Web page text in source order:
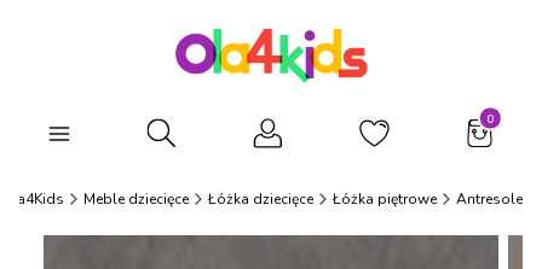
Otwórz wyszukiwarkę
Ola4Kids Meble dziecięce Łóżka dziecięce Łóżka piętrowe Antresole